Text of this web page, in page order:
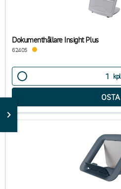
Dokumenthållare Insight Plus
62405
kpl